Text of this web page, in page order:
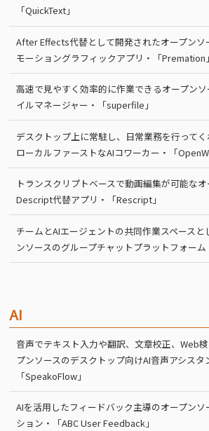
「QuickText」
After Effects代替として開発されたオープンソ
モーショングラフィックアプリ・「Premation」
高速で見やすく効率的に作業できるオープン
イルマネージャー・「superfile」
デスクトップ上に常駐し、日常業務を行って
ローカルファーストなAIコワーカー・「
トランスクリプトベースで動画編集が可能な
Descript代替アプリ・「Rescript」
チームとAIエージェントの共同作業スペース
ンソースのグループチャットプラットフォーム
AI
音声でテキスト入力や翻訳、文章校正、Web
プンソースのデスクトップ向けAI音声アシスタ
「SpeakoFlow」
AIを活用したフィードバック主導のオープン
ション・「ABC User Feedback」